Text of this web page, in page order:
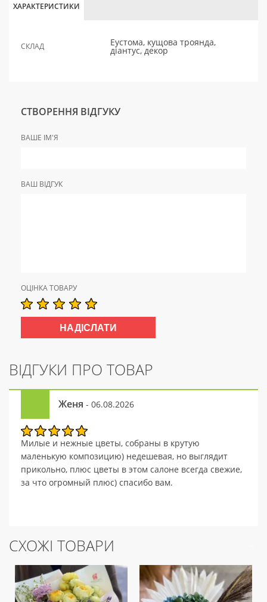
ХАРАКТЕРИСТИКИ
СКЛАД Еустома, кущова троянда,
діантус, декор
СТВОРЕННЯ ВІДГУКУ
ВАШЕ ІМ'Я
ВАШ ВІДГУК
ОЦІНКА ТОВАРУ
ВІДГУКИ ПРО ТОВАР
Женя - 06.08.2026
Милые и нежные цветы, собраны в крутую
маленькую композицию) недешевая, но выглядит
прикольно, плюс цветы в этом салоне всегда свежие,
за что огромный плюс) спасибо вам.
СХОЖІ ТОВАРИ